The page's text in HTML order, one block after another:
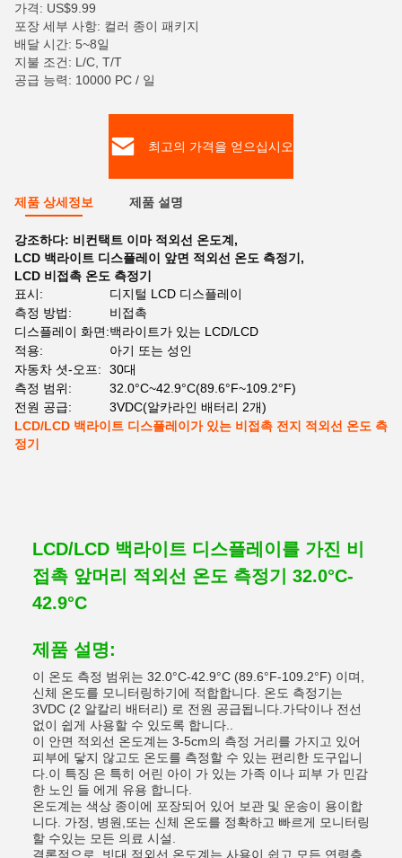
가격: US$9.99
포장 세부 사항: 컬러 종이 패키지
배달 시간: 5~8일
지불 조건: L/C, T/T
공급 능력: 10000 PC / 일
최고의 가격을 얻으십시오
제품 상세정보 제품 설명
강조하다: 비컨택트 이마 적외선 온도계 ,
LCD 백라이트 디스플레이 앞면 적외선 온도 측정기 ,
LCD 비접촉 온도 측정기
표시:
디지털 LCD 디스플레이
측정 방법:
비접촉
디스플레이 화면:백라이트가 있는 LCD/LCD
적용:
아기 또는 성인
자동차 셧-오프:
30대
측정 범위:
32.0°C~42.9°C(89.6°F~109.2°F)
전원 공급:
3VDC(알카라인 배터리 2개)
LCD/LCD 백라이트 디스플레이가 있는 비접촉 전지 적외선 온도 측
정기
LCD/LCD 백라이트 디스플레이를 가진 비
접촉 앞머리 적외선 온도 측정기 32.0°C-
42.9°C
제품 설명:
이 온도 측정 범위는 32.0°C-42.9°C (89.6°F-109.2°F) 이며,
신체 온도를 모니터링하기에 적합합니다. 온도 측정기는
3VDC (2 알칼리 배터리) 로 전원 공급됩니다.가닥이나 전선
없이 쉽게 사용할 수 있도록 합니다..
이 안면 적외선 온도계는 3-5cm의 측정 거리를 가지고 있어
피부에 닿지 않고도 온도를 측정할 수 있는 편리한 도구입니
다.이 특징 은 특히 어린 아이 가 있는 가족 이나 피부 가 민감
한 노인 들 에게 유용 합니다.
온도계는 색상 종이에 포장되어 있어 보관 및 운송이 용이합
니다. 가정, 병원,또는 신체 온도를 정확하고 빠르게 모니터링
할 수있는 모든 의료 시설.
결론적으로, 빗대 적외선 온도계는 사용이 쉽고 모든 연령층